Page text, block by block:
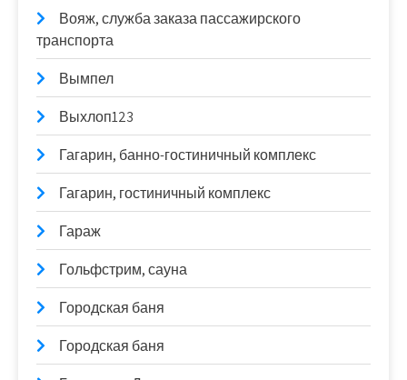
Вояж, служба заказа пассажирского
транспорта
Вымпел
Выхлоп123
Гагарин, банно-гостиничный комплекс
Гагарин, гостиничный комплекс
Гараж
Гольфстрим, сауна
Городская баня
Городская баня